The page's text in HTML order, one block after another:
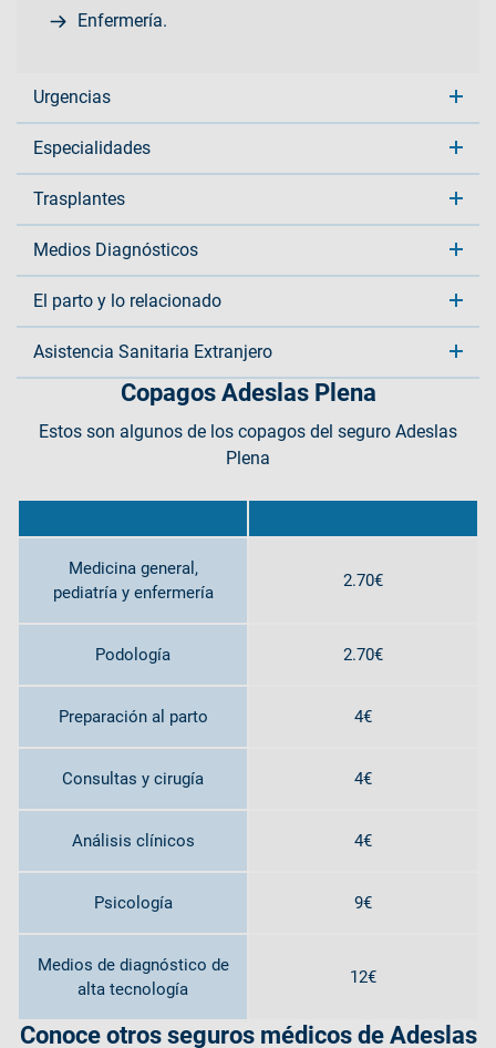
Enfermería.
Urgencias
Especialidades
Trasplantes
Medios Diagnósticos
El parto y lo relacionado
Asistencia Sanitaria Extranjero
Copagos Adeslas Plena
Estos son algunos de los copagos del seguro Adeslas
Plena
Medicina general,
pediatría y enfermería
2.70€
Podología 2.70€
Preparación al parto 4€
Consultas y cirugía 4€
Análisis clínicos 4€
Psicología 9€
Medios de diagnóstico de
alta tecnología
12€
Conoce otros seguros médicos de Adeslas